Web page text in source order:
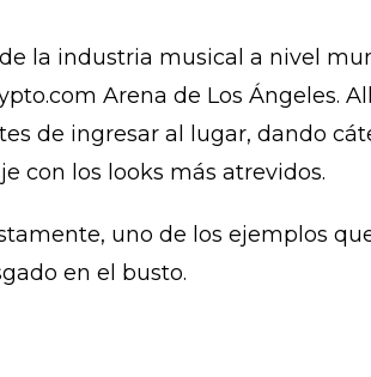
la industria musical a nivel
Arena de Los Ángeles.
de ingresar al lugar, dando
con los looks más atrevidos.
uno de los ejemplos
en el busto.